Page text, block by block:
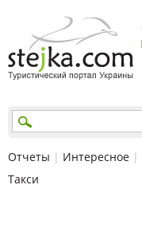
Отчеты | Интересное |
Такси